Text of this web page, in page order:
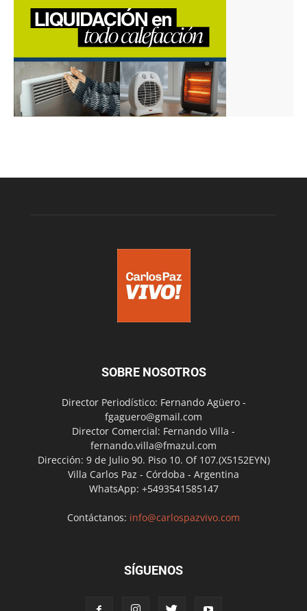
SOBRE NOSOTROS
Director Periodístico: Fernando Agüero -
fgaguero@gmail.com
Director Comercial: Fernando Villa -
fernando.villa@fmazul.com
Dirección: 9 de Julio 90. Piso 10. Of 107.(X5152EYN)
Villa Carlos Paz - Córdoba - Argentina
WhatsApp: +5493541585147
Contáctanos: info@carlospazvivo.com
SÍGUENOS